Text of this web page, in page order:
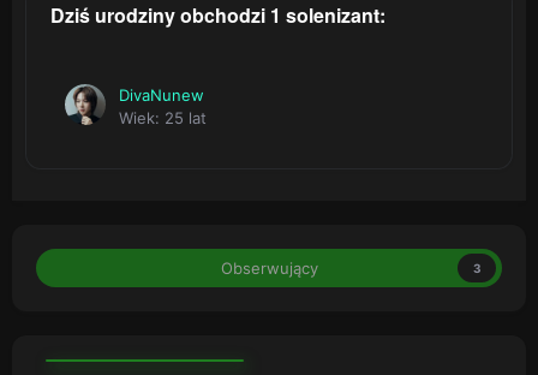
Dziś urodziny obchodzi 1 solenizant:
DivaNunew
Wiek: 25 lat
Obserwujący 3